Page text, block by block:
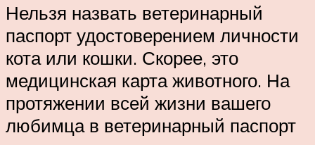
Нельзя назвать ветеринарный
паспорт удостоверением личности
кота или кошки. Скорее, это
медицинская карта животного. На
протяжении всей жизни вашего
любимца в ветеринарный паспорт